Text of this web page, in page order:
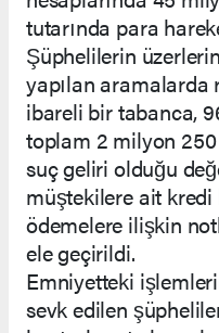
tutarında para
Şüphelilerin
yapılan aramalarda
ibareli bir tabanca,
toplam 2 milyon 250
suç geliri olduğu
müştekilere ait kredi
ödemelere ilişkin
ele geçirildi.
Emniyetteki
sevk edilen